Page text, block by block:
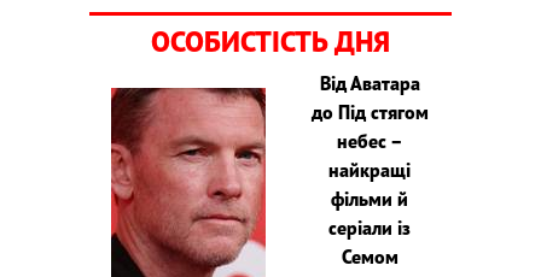
ОСОБИСТІСТЬ ДНЯ
Від Аватара
до Під стягом
небес –
найкращі
фільми й
серіали із
Семом